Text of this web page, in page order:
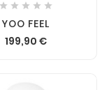
    
YOO FEEL
199,90 €